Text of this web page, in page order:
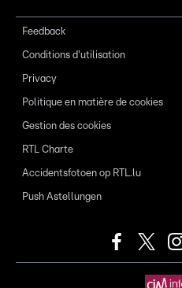
Feedback
Conditions d'utilisation
Privacy
Politique en matière de cookies
Gestion des cookies
RTL Charte
Accidentsfotoen op RTL.lu
Push Astellungen